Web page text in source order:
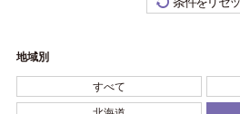
地域別
すべて